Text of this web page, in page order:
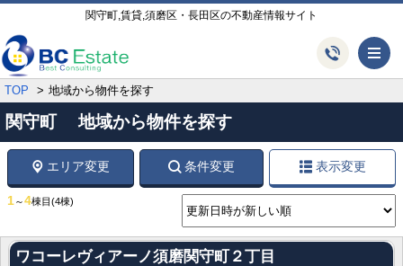
関守町,賃貸,須磨区・長田区の不動産情報サイト
TOP 地域から物件を探す
関守町 地域から物件を探す
エリア変更 条件変更 表示変更
1～4棟目 (4棟)
ワコーレヴィアーノ須磨関守町２丁目